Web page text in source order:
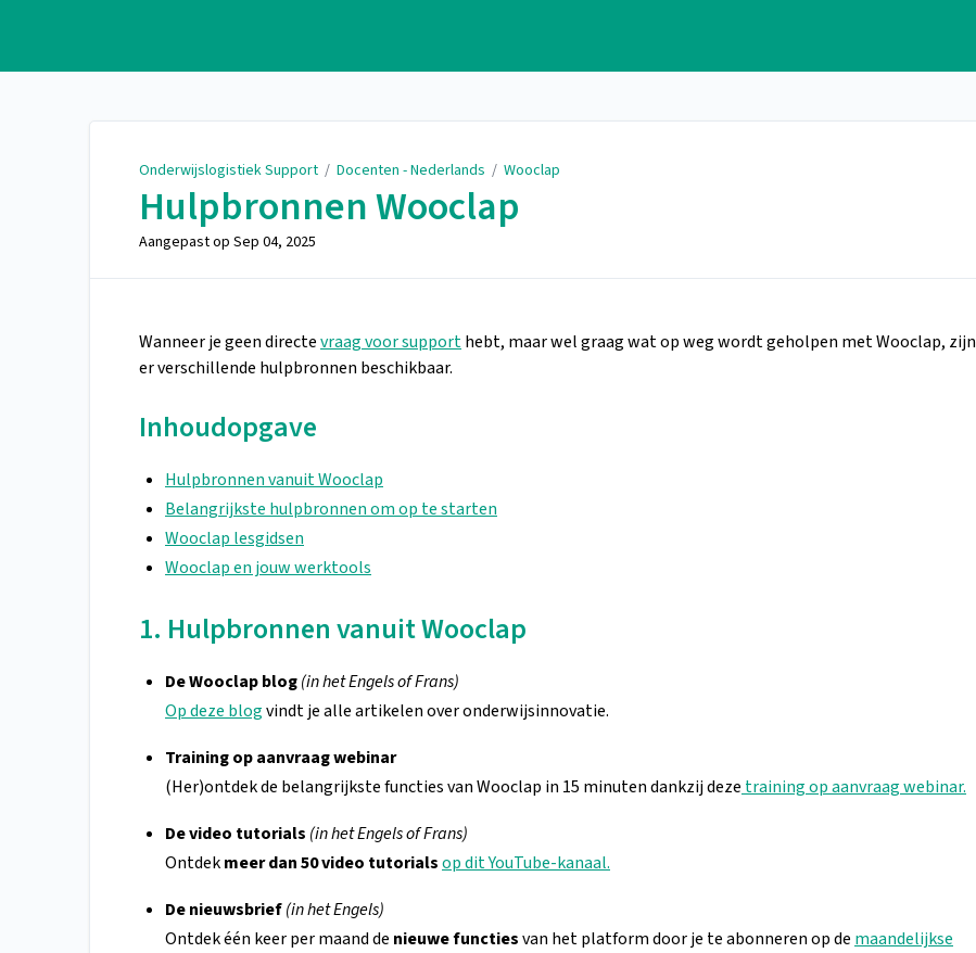
Onderwijslogistiek Support / Docenten - Nederlands / Wooclap
Hulpbronnen Wooclap
Aangepast op Sep 04, 2025
Wanneer je geen directevraag voor supporthebt, maar wel graag wat op weg wordt geholpen met Wooclap, zijn
er verschillende hulpbronnen beschikbaar.
Inhoudopgave
Hulpbronnen vanuit Wooclap
Belangrijkste hulpbronnen om op te starten
Wooclap lesgidsen
Wooclap en jouw werktools
1. Hulpbronnen vanuit Wooclap
De Wooclap blog(in het Engels of Frans)
Op deze blogvindt je alle artikelen over onderwijsinnovatie.
Training op aanvraag webinar
(Her)ontdek de belangrijkste functies van Wooclap in 15 minuten dankzij deze training op aanvraag webinar.
De video tutorials (in het Engels of Frans)
Ontdekmeer dan 50 video tutorialsop dit YouTube-kanaal.
De nieuwsbrief(in het Engels)
Ontdek één keer per maand de nieuwe functiesvan het platform door je te abonneren op de maandelijkse